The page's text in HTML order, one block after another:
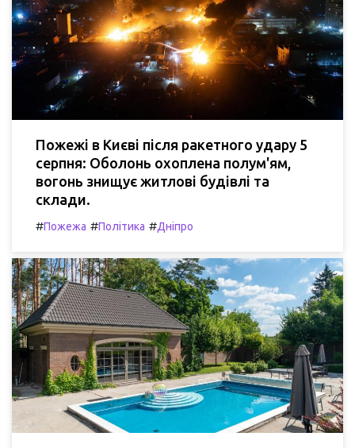
Пожежі в Києві після ракетного удару 5
серпня: Оболонь охоплена полум'ям,
вогонь знищує житлові будівлі та
склади.
#Пожежа #Політика #Дніпро